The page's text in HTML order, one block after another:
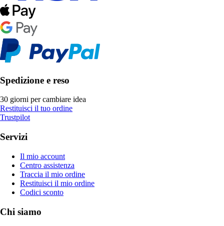
Spedizione e reso
30 giorni per cambiare idea
Restituisci il tuo ordine
Trustpilot
Servizi
Il mio account
Centro assistenza
Traccia il mio ordine
Restituisci il mio ordine
Codici sconto
Chi siamo